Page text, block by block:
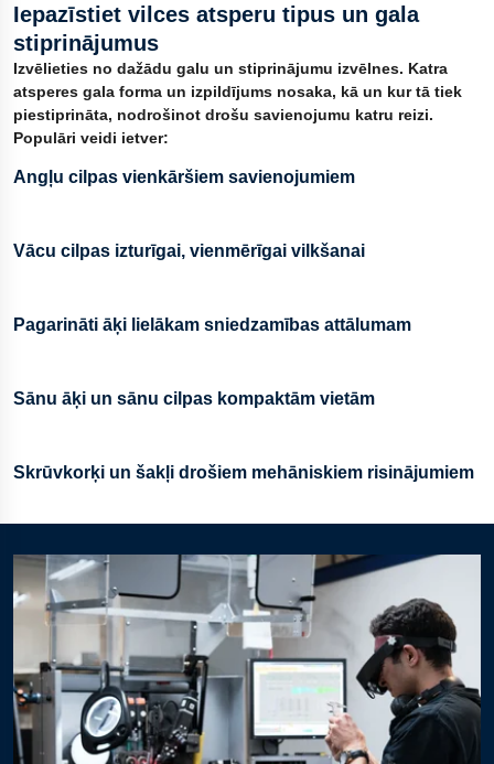
Iepazīstiet vilces atsperu tipus un gala
stiprinājumus
Izvēlieties no dažādu galu un stiprinājumu izvēlnes. Katra
atsperes gala forma un izpildījums nosaka, kā un kur tā tiek
piestiprināta, nodrošinot drošu savienojumu katru reizi.
Populāri veidi ietver:
Angļu cilpas vienkāršiem savienojumiem
Vācu cilpas izturīgai, vienmērīgai vilkšanai
Pagarināti āķi lielākam sniedzamības attālumam
Sānu āķi un sānu cilpas kompaktām vietām
Skrūvkorķi un šakļi drošiem mehāniskiem risinājumiem